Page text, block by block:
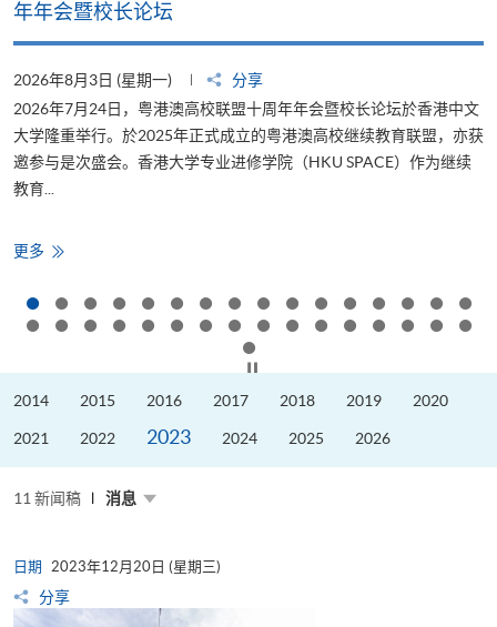
年年会暨校长论坛
2026年8月3日 (星期一)
分享
2026年7月24日，粤港澳高校联盟十周年年会暨校长论坛於香港中文
大学隆重举行。於2025年正式成立的粤港澳高校继续教育联盟，亦获
邀参与是次盛会。香港大学专业进修学院（HKU SPACE）作为继续
教育...
更多 香
港
学
专
业
学
出
2026
港
高
十
周
年
年
2014 2015 2016 2017 2018 2019 2020
2021 2022 2023 2024 2025 2026
11 新闻稿 消息
日期 2023年12月20日 (星期三)
分享